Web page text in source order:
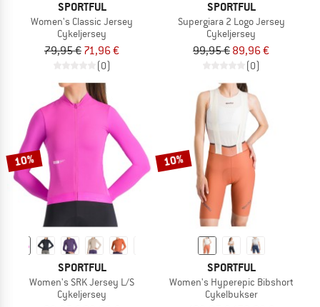
SPORTFUL
Women's Classic Jersey
Cykeljersey
79,95 € 71,96 €
(0)
SPORTFUL
Supergiara 2 Logo Jersey
Cykeljersey
99,95 € 89,96 €
(0)
10%
SPORTFUL
Women's SRK Jersey L/S
Cykeljersey
10%
SPORTFUL
Women's Hyperepic Bibshort
Cykelbukser